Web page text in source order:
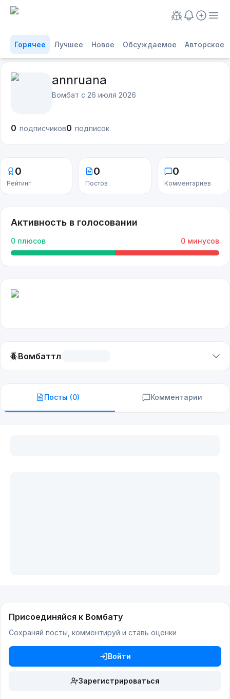
Горячее Лучшее Новое Обсуждаемое Авторское
annruana
Вомбат с 26 июля 2026
0 подписчиков0 подписок
0
Рейтинг
0
Постов
0
Комментариев
Активность в голосовании
0 плюсов 0 минусов
🪲Вомбаттл
Посты (0) Комментарии
Присоединяйся к Вомбату
Сохраняй посты, комментируй и ставь оценки
Войти
Зарегистрироваться